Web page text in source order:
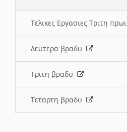
Τελικες Εργασιες Τριτη πρωι
Δευτερα βραδυ
Τριτη βραδυ
Τεταρτη βραδυ